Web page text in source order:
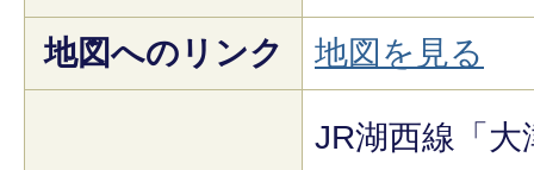
地図へのリンク
地図を見る
JR湖西線「